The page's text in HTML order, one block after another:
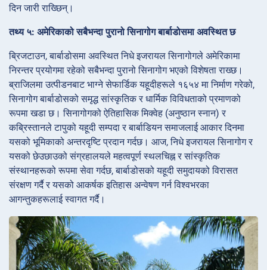
दिन जारी राख्छिन्।
तथ्य ५: अमेरिकाको सबैभन्दा पुरानो सिनागोग बार्बाडोसमा अवस्थित छ
ब्रिजटाउन, बार्बाडोसमा अवस्थित निधे इजरायल सिनागोगले अमेरिकामा
निरन्तर प्रयोगमा रहेको सबैभन्दा पुरानो सिनागोग भएको विशेषता राख्छ।
ब्राजिलमा उत्पीडनबाट भाग्ने सेफार्डिक यहूदीहरूले १६५४ मा निर्माण गरेको,
सिनागोग बार्बाडोसको समृद्ध सांस्कृतिक र धार्मिक विविधताको प्रमाणको
रूपमा खडा छ। सिनागोगको ऐतिहासिक मिक्वेह (अनुष्ठान स्नान) र
कब्रिस्तानले टापुको यहूदी सम्पदा र बार्बाडियन समाजलाई आकार दिनमा
यसको भूमिकाको अन्तरदृष्टि प्रदान गर्दछ। आज, निधे इजरायल सिनागोग र
यसको छेउछाउको संग्रहालयले महत्वपूर्ण स्थलचिह्न र सांस्कृतिक
संस्थानहरूको रूपमा सेवा गर्दछ, बार्बाडोसको यहूदी समुदायको विरासत
संरक्षण गर्दै र यसको आकर्षक इतिहास अन्वेषण गर्न विश्वभरका
आगन्तुकहरूलाई स्वागत गर्दै।